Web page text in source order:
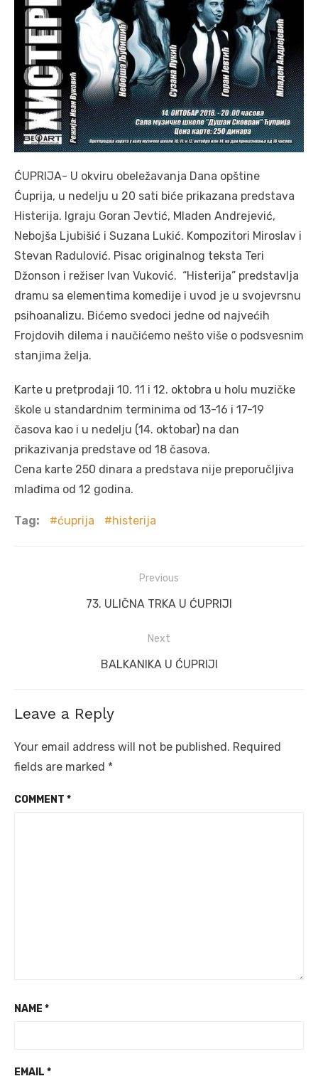
ĆUPRIJA- U okviru obeležavanja Dana opštine
Ćuprija, u nedelju u 20 sati biće prikazana predstava
Histerija. Igraju Goran Jevtić, Mladen Andrejević,
Nebojša Ljubišić i Suzana Lukić. Kompozitori Miroslav i
Stevan Radulović. Pisac originalnog teksta Teri
Džonson i režiser Ivan Vuković. “Histerija” predstavlja
dramu sa elementima komedije i uvod je u svojevrsnu
psihoanalizu. Bićemo svedoci jedne od najvećih
Frojdovih dilema i naučićemo nešto više o podsvesnim
stanjima želja.
Karte u pretprodaji 10. 11 i 12. oktobra u holu muzičke
škole u standardnim terminima od 13-16 i 17-19
časova kao i u nedelju (14. oktobar) na dan
prikazivanja predstave od 18 časova.
Cena karte 250 dinara a predstava nije preporučljiva
mlađima od 12 godina.
Tag: ćuprija histerija
navigation
Previous
Previous
73. ULIČNA TRKA U ĆUPRIJI
Next
Next
BALKANIKA U ĆUPRIJI
Leave a Reply
Your email address will not be published. Required
fields are marked *
COMMENT *
NAME *
EMAIL *